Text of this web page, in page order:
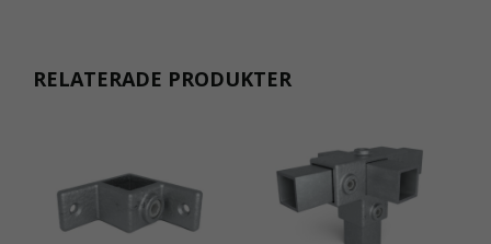
RELATERADE PRODUKTER